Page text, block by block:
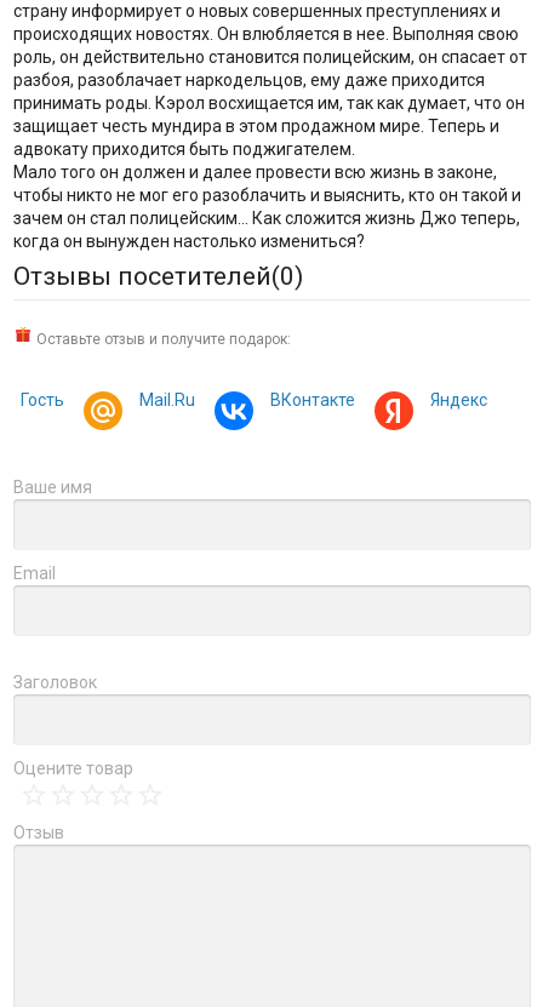
страну информирует о новых совершенных преступлениях и
происходящих новостях. Он влюбляется в нее. Выполняя свою
роль, он действительно становится полицейским, он спасает от
разбоя, разоблачает наркодельцов, ему даже приходится
принимать роды. Кэрол восхищается им, так как думает, что он
защищает честь мундира в этом продажном мире. Теперь и
адвокату приходится быть поджигателем.
Мало того он должен и далее провести всю жизнь в законе,
чтобы никто не мог его разоблачить и выяснить, кто он такой и
зачем он стал полицейским… Как сложится жизнь Джо теперь,
когда он вынужден настолько измениться?
Отзывы посетителей(0)
Оставьте отзыв и получите подарок:
Гость Mail.Ru ВКонтакте Яндекс
Ваше имя
Email
Заголовок
Оцените товар
Отзыв